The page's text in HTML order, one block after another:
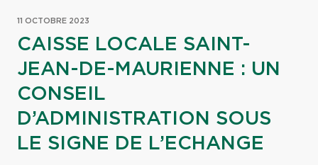
11 OCTOBRE 2023
CAISSE LOCALE SAINT-
JEAN-DE-MAURIENNE : UN
CONSEIL
D’ADMINISTRATION SOUS
LE SIGNE DE L’ECHANGE